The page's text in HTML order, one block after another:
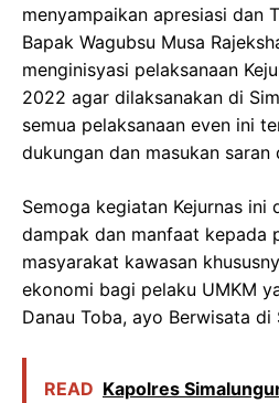
menyampaikan apresiasi dan
Bapak Wagubsu Musa
menginisyasi pelaksanaan
2022 agar dilaksanakan di
semua pelaksanaan even ini
dukungan dan masukan saran
Semoga kegiatan Kejurnas ini
dampak dan manfaat kepada
masyarakat kawasan
ekonomi bagi pelaku UMKM
Danau Toba, ayo Berwisata di
READ Kapolres